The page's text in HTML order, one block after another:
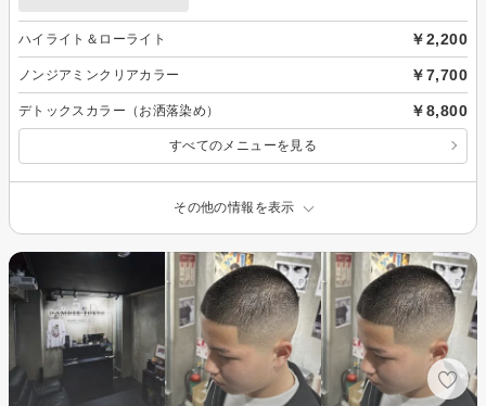
ハイライト＆ローライト ￥2,200
ノンジアミンクリアカラー ￥7,700
デトックスカラー（お洒落染め） ￥8,800
すべてのメニューを見る
その他の情報を表示